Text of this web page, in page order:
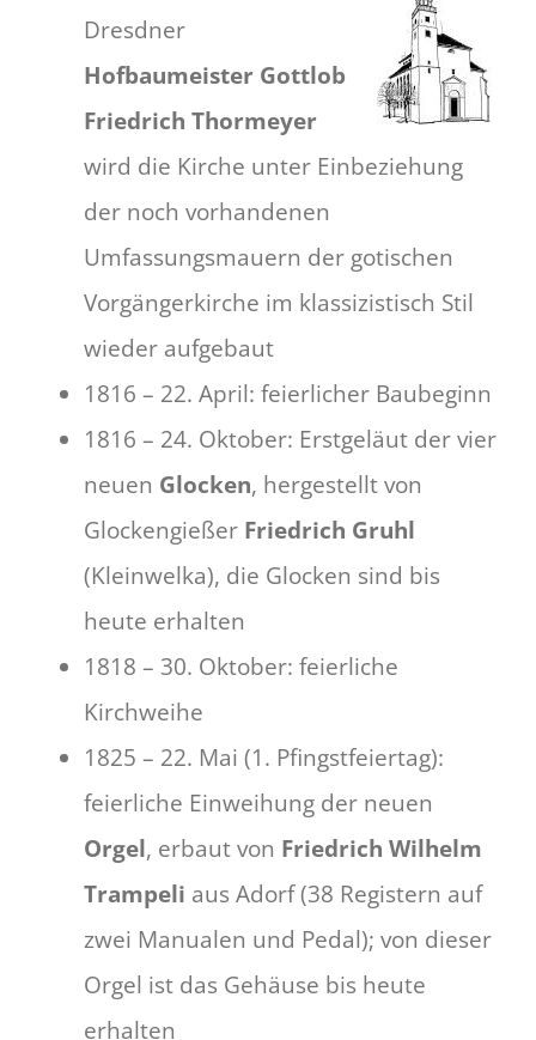
Dresdner
Hofbaumeister Gottlob
Friedrich Thormeyer
wird die Kirche unter Einbeziehung
der noch vorhandenen
Umfassungsmauern der gotischen
Vorgängerkirche im klassizistisch Stil
wieder aufgebaut
1816 – 22. April: feierlicher Baubeginn
1816 – 24. Oktober: Erstgeläut der vier
neuen Glocken, hergestellt von
Glockengießer Friedrich Gruhl
(Kleinwelka), die Glocken sind bis
heute erhalten
1818 – 30. Oktober: feierliche
Kirchweihe
1825 – 22. Mai (1. Pfingstfeiertag):
feierliche Einweihung der neuen
Orgel, erbaut von Friedrich Wilhelm
Trampeli aus Adorf (38 Registern auf
zwei Manualen und Pedal); von dieser
Orgel ist das Gehäuse bis heute
erhalten